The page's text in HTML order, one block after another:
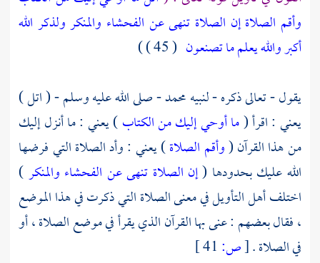
وأقم الصلاة إن الصلاة تنهى عن الفحشاء والمنكر ولذكر الله
أكبر والله يعلم ما تصنعون ( 45 ) )
يقول - تعالى ذكره - لنبيهمحمد- صلى الله عليه وسلم - ( اتل )
يعني : اقرأ (ما أوحي إليك من الكتاب) يعني : ما أنزل إليك
من هذا القرآن (وأقم الصلاة) يعني : وأد الصلاة التي فرضها
الله عليك بحدودها (إن الصلاة تنهى عن الفحشاء والمنكر)
اختلف أهل التأويل في معنى الصلاة التي ذكرت في هذا الموضع
، فقال بعضهم : عنى بها القرآن الذي يقرأ في موضع الصلاة ، أو
في الصلاة .[ص: